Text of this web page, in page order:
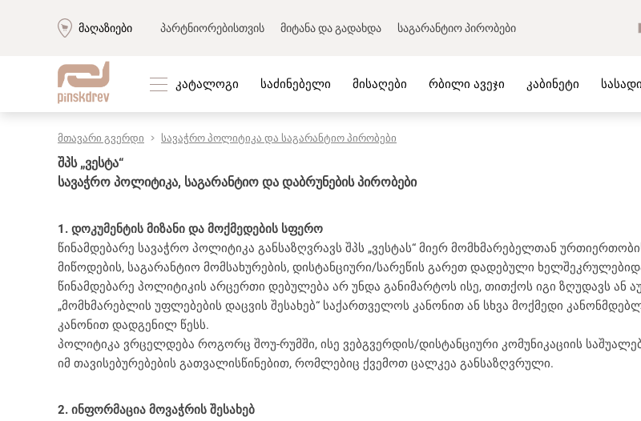
მაღაზიები პარტნიორებისთვის მიტანა და გადახდა საგარანტიო პირობები
კატალოგი
რბილი ავეჯი
რბილი ავეჯის ნაკრები
დივნები
მოდულარული დივნები
ტყავის დივნები
კუთხის დივნები
სწორი დივნები
სავარძლები
ტახტები
კუშეტკა
პუფი-ბანკეტკები
კორპუსის ავეჯი
მისაღები ოთახის ავეჯი
საძინებლის ავეჯი
საბავშვო ავეჯი
კაბინეტის ავეჯი
სასადილო ნაკრებები
საწოლები
მაგიდები
სკამები
ტუმბოები
რბილი საწოლები
ლიკვიდაცია
ახალი
საძინებელი მისაღები რბილი ავეჯი კაბინეტი
მთავარი გვერდი სავაჭრო პოლიტიკა და საგარანტიო პირობები
შპს „ვესტა“
სავაჭრო პოლიტიკა, საგარანტიო და დაბრუნების პირობები
1. დოკუმენტის მიზანი და მოქმედების სფერო
წინამდებარე სავაჭრო პოლიტიკა განსაზღვრავს შპს „ვესტას“ მიერ მომხმარებელთან
მიწოდების, საგარანტიო მომსახურების, დისტანციური/სარეწის გარეთ დადებული
წინამდებარე პოლიტიკის არცერთი დებულება არ უნდა განიმარტოს ისე, თითქოს იგი ზღუდავს
„მომხმარებლის უფლებების დაცვის შესახებ“ საქართველოს კანონით ან სხვა მოქმედი
კანონით დადგენილ წესს.
პოლიტიკა ვრცელდება როგორც შოუ-რუმში, ისე ვებგვერდის/დისტანციური კომუნიკაციის
იმ თავისებურებების გათვალისწინებით, რომლებიც ქვემოთ ცალკეა განსაზღვრული.
2. ინფორმაცია მოვაჭრის შესახებ